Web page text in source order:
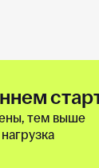
тем выше